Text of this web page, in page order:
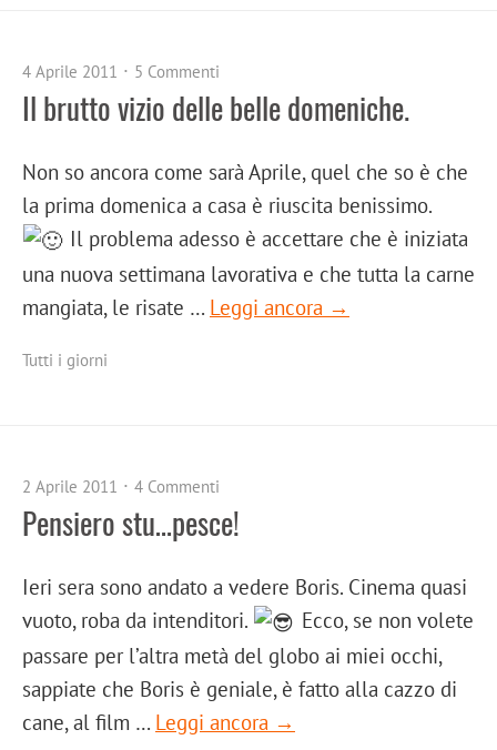
4 Aprile 2011 5 Commenti
Il brutto vizio delle belle domeniche.
Non so ancora come sarà Aprile, quel che so è che
la prima domenica a casa è riuscita benissimo.
Il problema adesso è accettare che è iniziata
una nuova settimana lavorativa e che tutta la carne
mangiata, le risate … Leggi ancora →
Tutti i giorni
2 Aprile 2011 4 Commenti
Pensiero stu…pesce!
Ieri sera sono andato a vedere Boris. Cinema quasi
vuoto, roba da intenditori.
Ecco, se non volete
passare per l’altra metà del globo ai miei occhi,
sappiate che Boris è geniale, è fatto alla cazzo di
cane, al film … Leggi ancora →